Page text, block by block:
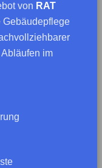
von RAT
Gebäudepflege
im